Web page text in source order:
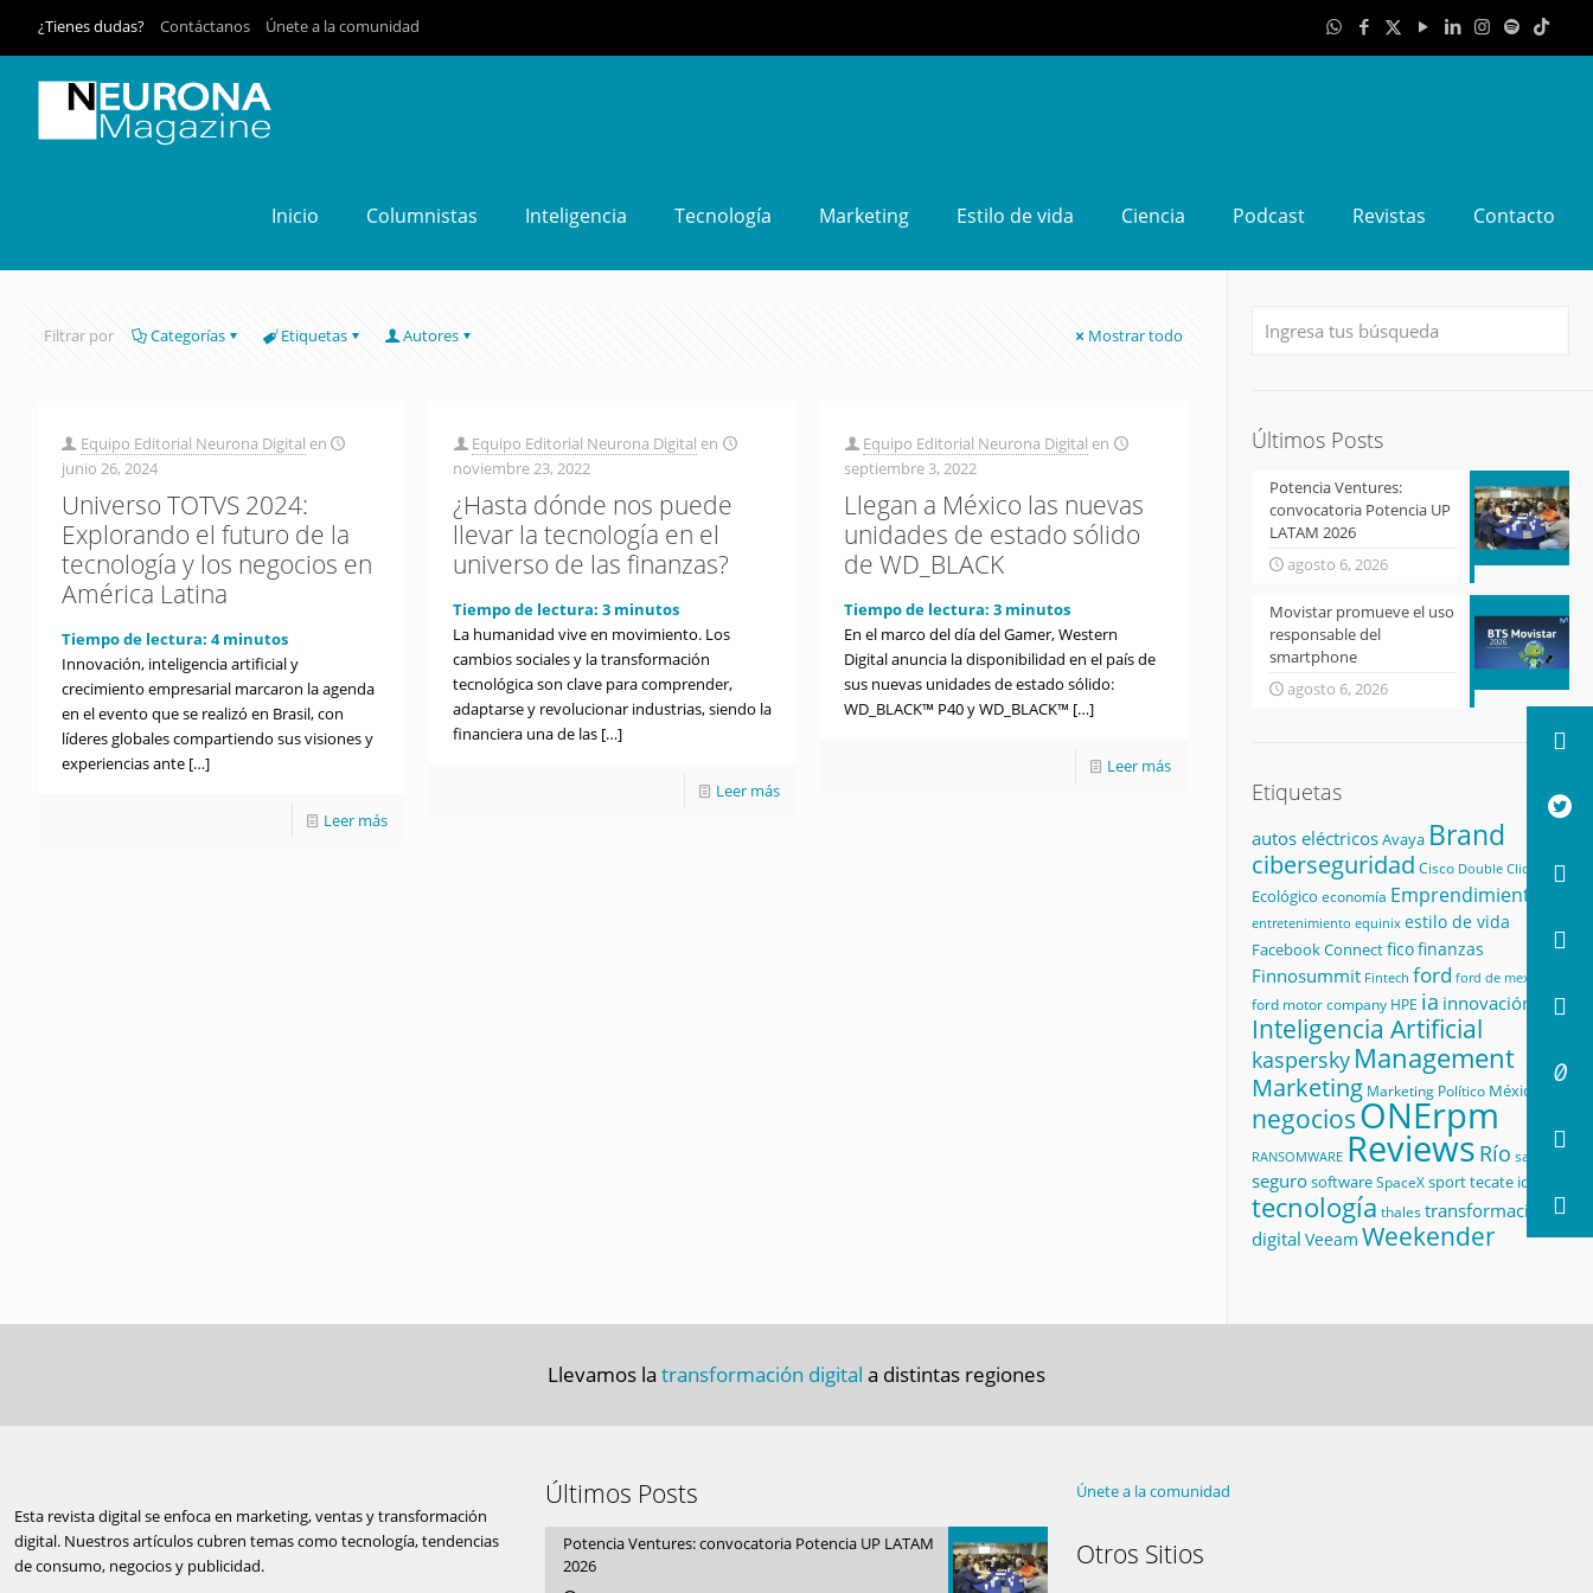
¿Tienes dudas? Contáctanos Únete a la comunidad
Inicio Columnistas Inteligencia Tecnología Marketing Estilo de vida Ciencia Podcast Revistas Contacto
Filtrar por Categorías Etiquetas Autores Mostrar todo
Equipo Editorial Neurona Digital en
junio 26, 2024
Universo TOTVS 2024:
Explorando el futuro de la
tecnología y los negocios en
América Latina
Tiempo de lectura: 4 minutos
Innovación, inteligencia artificial y
crecimiento empresarial marcaron la agenda
en el evento que se realizó en Brasil, con
líderes globales compartiendo sus visiones y
experiencias ante[…]
Leer más
Equipo Editorial Neurona Digital en
noviembre 23, 2022
¿Hasta dónde nos puede
llevar la tecnología en el
universo de las finanzas?
Tiempo de lectura:3 minutos
La humanidad vive en movimiento. Los
cambios sociales y la transformación
tecnológica son clave para comprender,
adaptarse y revolucionar industrias, siendo la
financiera una de las […]
Leer más
Equipo Editorial Neurona Digital en
septiembre 3, 2022
Llegan a México las nuevas
unidades de estado sólido
de WD_BLACK
Tiempo de lectura:3 minutos
En el marco del día del Gamer, Western
Digital anuncia la disponibilidad en el país de
sus nuevas unidades de estado sólido:
WD_BLACK™ P40 y WD_BLACK™ […]
Leer más
Últimos Posts
Potencia Ventures:
convocatoria Potencia UP
LATAM 2026
agosto 6, 2026
Movistar promueve el uso
responsable del
smartphone
agosto 6, 2026
Etiquetas
autos eléctricosAvaya Brand
ciberseguridad Cisco Double Click
Ecológico economía Emprendimiento
entretenimiento equinix estilo de vida
Facebook Connectficofinanzas
Finnosummit Fintech ford ford de mexico
ford motor company HPE ia innovación
Inteligencia Artificial
kaspersky Management
Marketing Marketing Político México
negociosONErpm
RANSOMWARE Reviews Río salud
segurosoftwareSpaceXsporttecate id
tecnología thalestransformación
digital Veeam Weekender
Llevamos la transformación digital a distintas regiones
Esta revista digital se enfoca en marketing, ventas y transformación
digital. Nuestros artículos cubren temas como tecnología, tendencias
de consumo, negocios y publicidad.
Últimos Posts
Potencia Ventures: convocatoria Potencia UP LATAM
2026
Únete a la comunidad
Otros Sitios